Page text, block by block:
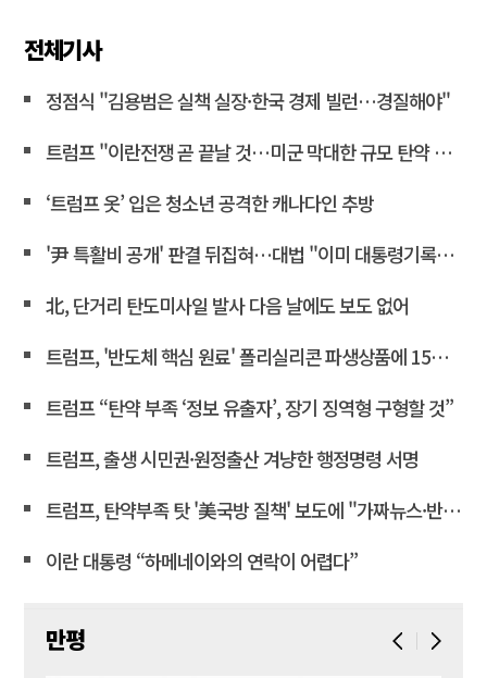
전체기사
정점식 "김용범은 실책 실장·한국 경제 빌런…경질해야"
트럼프 "이란전쟁 곧 끝날 것…미군 막대한 규모 탄약 보유"
‘트럼프 옷’ 입은 청소년 공격한 캐나다인 추방
'尹 특활비 공개' 판결 뒤집혀…대법 "이미 대통령기록관 이관"
北, 단거리 탄도미사일 발사 다음 날에도 보도 없어
트럼프, '반도체 핵심 원료' 폴리실리콘 파생상품에 15% 관세
트럼프 “탄약 부족 ‘정보 유출자’, 장기 징역형 구형할 것”
트럼프, 출생 시민권·원정출산 겨냥한 행정명령 서명
트럼프, 탄약부족 탓 '美국방 질책' 보도에 "가짜뉴스·반역"
이란 대통령 “하메네이와의 연락이 어렵다”
만평